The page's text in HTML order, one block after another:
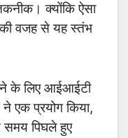
क्योंकि ऐसा
वजह से यह स्तंभ
के लिए आईआईटी
एक प्रयोग किया,
समय पिघले हुए